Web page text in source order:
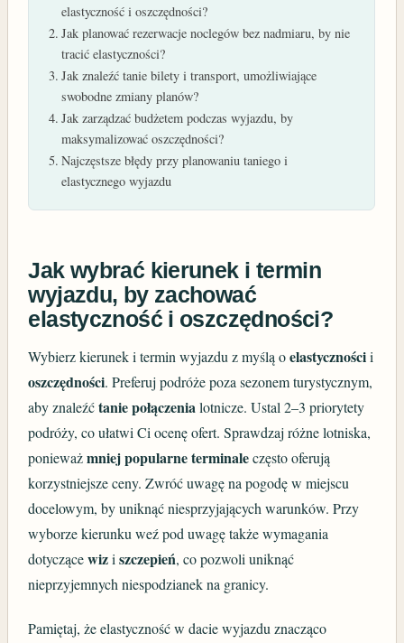
elastyczność i oszczędności?
Jak planować rezerwacje noclegów bez nadmiaru, by nie
tracić elastyczności?
Jak znaleźć tanie bilety i transport, umożliwiające
swobodne zmiany planów?
Jak zarządzać budżetem podczas wyjazdu, by
maksymalizować oszczędności?
Najczęstsze błędy przy planowaniu taniego i
elastycznego wyjazdu
Jak wybrać kierunek i termin
wyjazdu, by zachować
elastyczność i oszczędności?
Wybierz kierunek i termin wyjazdu z myślą oelastycznościi
oszczędności. Preferuj podróże poza sezonem turystycznym,
aby znaleźćtanie połączenialotnicze. Ustal 2–3 priorytety
podróży, co ułatwi Ci ocenę ofert. Sprawdzaj różne lotniska,
ponieważmniej popularne terminaleczęsto oferują
korzystniejsze ceny. Zwróć uwagę na pogodę w miejscu
docelowym, by uniknąć niesprzyjających warunków. Przy
wyborze kierunku weź pod uwagę także wymagania
dotyczącewiziszczepień, co pozwoli uniknąć
nieprzyjemnych niespodzianek na granicy.
Pamiętaj, że elastyczność w dacie wyjazdu znacząco